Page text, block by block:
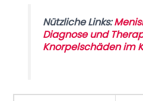
Nützliche Links:
Diagnose und
Knorpelschäden im